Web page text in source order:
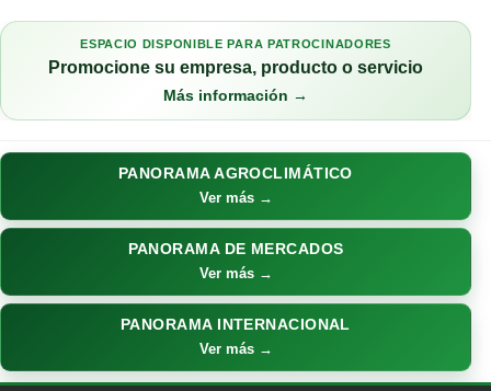
ESPACIO DISPONIBLE PARA PATROCINADORES
Promocione su empresa, producto o servicio
Más información →
PANORAMA AGROCLIMÁTICO
Ver más →
PANORAMA DE MERCADOS
Ver más →
PANORAMA INTERNACIONAL
Ver más →